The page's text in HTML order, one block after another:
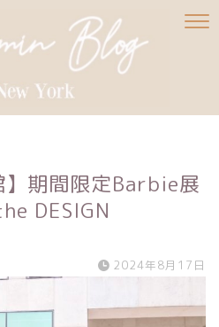
】期間限定Barbie展
DESIGN
2024年8月17日